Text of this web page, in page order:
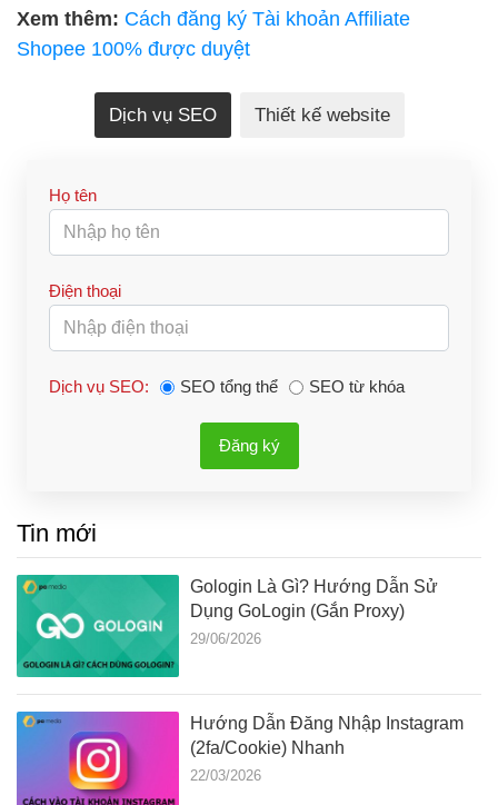
Xem thêm: Cách đăng ký Tài khoản Affiliate
Shopee 100% được duyệt
Dịch vụ SEO Thiết kế website
Họ tên
Điện thoại
Dịch vụ SEO: SEO tổng thể SEO từ khóa
Đăng ký
Tin mới
Gologin Là Gì? Hướng Dẫn Sử
Dụng GoLogin (Gắn Proxy)
29/06/2026
Hướng Dẫn Đăng Nhập Instagram
(2fa/Cookie) Nhanh
22/03/2026